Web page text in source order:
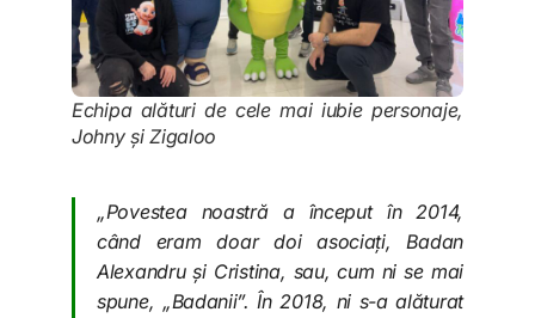
Echipa alături de cele mai iubie personaje,
Johny și Zigaloo
„Povestea noastră a început în 2014,
când eram doar doi asociați, Badan
Alexandru și Cristina, sau, cum ni se mai
spune, „Badanii”. În 2018, ni s-a alăturat